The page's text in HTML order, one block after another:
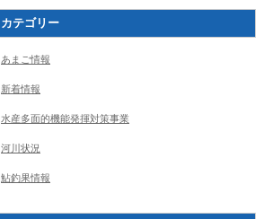
カテゴリー
あまご情報
新着情報
水産多面的機能発揮対策事業
河川状況
鮎釣果情報